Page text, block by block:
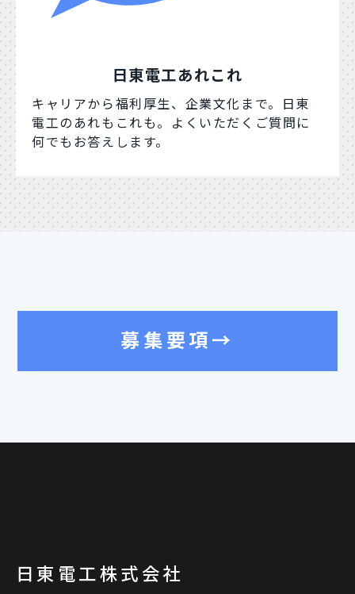
日東電工あれこれ
キャリアから福利厚生、企業文化まで。日東
電工のあれもこれも。よくいただくご質問に
何でもお答えします。
募集要項→
日東電工株式会社